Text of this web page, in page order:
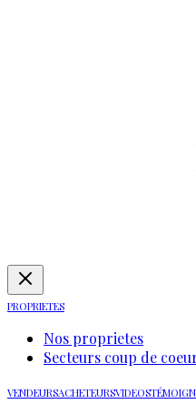
PROPRIETES
Nos proprietes
Secteurs coup de
VENDEURSACHETEURSVIDEOS